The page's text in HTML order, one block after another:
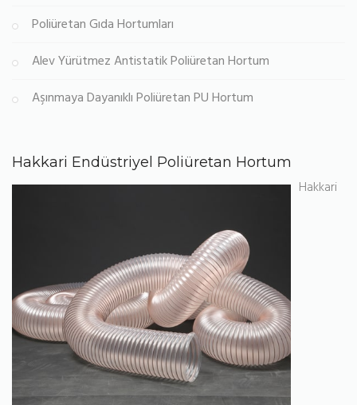
Poliüretan Gıda Hortumları
Alev Yürütmez Antistatik Poliüretan Hortum
Aşınmaya Dayanıklı Poliüretan PU Hortum
Hakkari Endüstriyel Poliüretan Hortum
Hakkari